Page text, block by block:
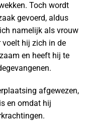
Toch wordt
gevoerd, aldus
namelijk als vrouw
voelt hij zich in de
en heeft hij te
afgewezen,
en omdat hij